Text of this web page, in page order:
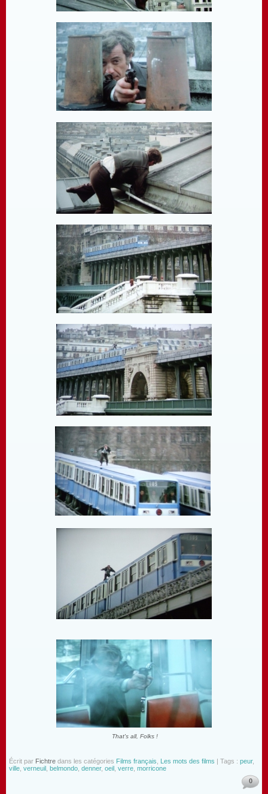
That's all, Folks !
Écrit par Fichtre dans les catégories Films français Les mots des films | Tags : peur,
ville verneuil belmondo denner, oeil verre morricone
0